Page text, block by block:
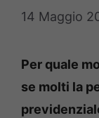
14 Maggio
Per quale
se molti la